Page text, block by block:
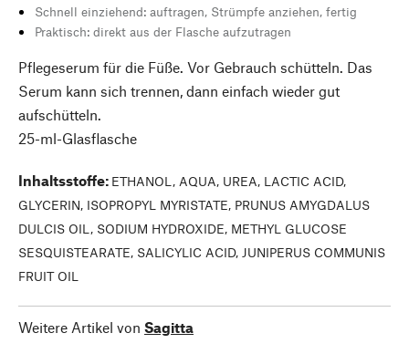
Schnell einziehend: auftragen, Strümpfe anziehen, fertig
Praktisch: direkt aus der Flasche aufzutragen
Pflegeserum für die Füße. Vor Gebrauch schütteln. Das
Serum kann sich trennen, dann einfach wieder gut
aufschütteln.
25-ml-Glasflasche
Inhaltsstoffe: ETHANOL, AQUA, UREA, LACTIC ACID,
GLYCERIN, ISOPROPYL MYRISTATE, PRUNUS AMYGDALUS
DULCIS OIL, SODIUM HYDROXIDE, METHYL GLUCOSE
SESQUISTEARATE, SALICYLIC ACID, JUNIPERUS COMMUNIS
FRUIT OIL
Weitere Artikel von Sagitta